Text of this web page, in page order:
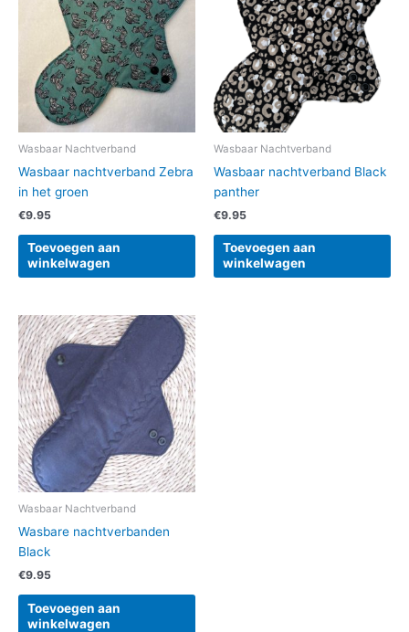
Wasbaar Nachtverband
Wasbaar nachtverband Zebra
in het groen
€9.95
Toevoegen aan
winkelwagen
Wasbaar Nachtverband
Wasbaar nachtverband Black
panther
€9.95
Toevoegen aan
winkelwagen
Wasbaar Nachtverband
Wasbare nachtverbanden
Black
€9.95
Toevoegen aan
winkelwagen